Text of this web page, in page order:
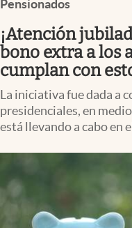
Pc y celular
Vida y estilo
Tv
Clima
Espiritualidad
Mediakit
México
Pensionados
¡Atención
bono extra a los
cumplan con
La iniciativa fue dada a
presidenciales, en
está llevando a cabo en